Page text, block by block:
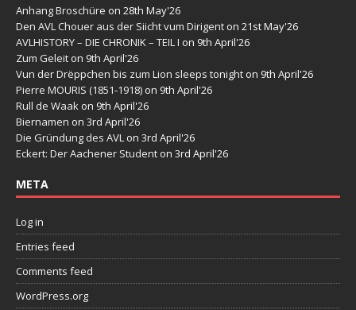
Anhang Broschüre on 28th May'26
Den AVL Chouer aus der Siicht vum Dirigent on 21st May'26
AVLHISTORY – DIE CHRONIK – TEIL I on 9th April'26
Zum Geleit on 9th April'26
Vun der Drëppchen bis zum Lion sleeps tonight on 9th April'26
Pierre MOURIS (1851-1918) on 9th April'26
Rull de Waak on 9th April'26
Biernamen on 3rd April'26
Die Gründung des AVL on 3rd April'26
Eckert: Der Aachener Student on 3rd April'26
META
Log in
Entries feed
Comments feed
WordPress.org